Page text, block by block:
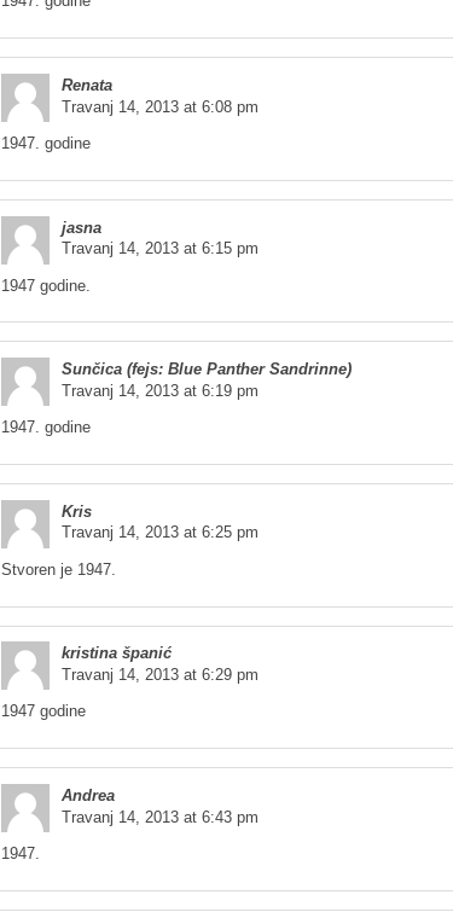
Renata
Travanj 14, 2013 at 6:08 pm
1947. godine
jasna
Travanj 14, 2013 at 6:15 pm
1947 godine.
Sunčica (fejs: Blue Panther Sandrinne)
Travanj 14, 2013 at 6:19 pm
1947. godine
Kris
Travanj 14, 2013 at 6:25 pm
Stvoren je 1947.
kristina španić
Travanj 14, 2013 at 6:29 pm
1947 godine
Andrea
Travanj 14, 2013 at 6:43 pm
1947.